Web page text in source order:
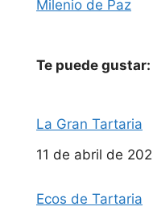
Milenio de Paz
Te puede gustar:
La Gran Tartaria
Fecha
11 de abril de
Ecos de Tartaria